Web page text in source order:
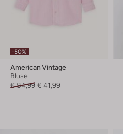
-50%
American Vintage
Bluse
€ 84,99 € 41,99